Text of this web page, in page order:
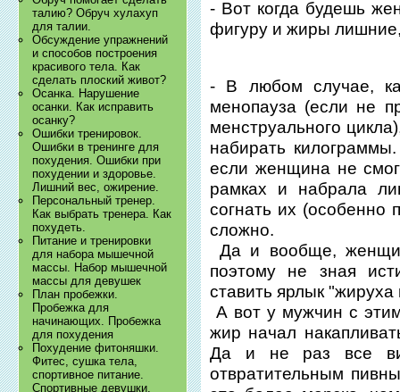
талию? Обруч хулахуп
для талии.
Обсуждение упражнений
и способов построения
красивого тела. Как
сделать плоский живот?
Осанка. Нарушение
осанки. Как исправить
осанку?
Ошибки тренировок.
Ошибки в тренинге для
похудения. Ошибки при
похудении и здоровье.
Лишний вес, ожирение.
Персональный тренер.
Как выбрать тренера. Как
похудеть.
Питание и тренировки
для набора мышечной
массы. Набор мышечной
массы для девушек
План пробежки.
Пробежка для
начинающих. Пробежка
для похудения
Похудение фитоняшки.
Фитес, сушка тела,
спортивное питание.
Спортивные девушки.
- Вот когда будешь
фигуру и жиры
- В любом случае,
менопауза (если не
менструального
набирать
если женщина не
рамках и набрала
согнать их (особенно
сложно.
Да и вообще,
поэтому не зная
ставить ярлык
А вот у мужчин с
жир начал
Да и не раз все
отвратительным